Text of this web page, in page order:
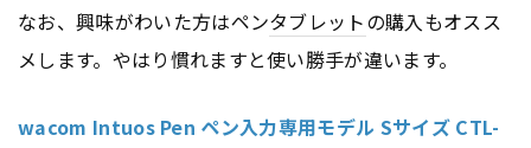
なお、興味がわいた方はペンタブレットの購入もオスス
メします。やはり慣れますと使い勝手が違います。
wacom Intuos Pen ペン入力専用モデル Sサイズ CTL-